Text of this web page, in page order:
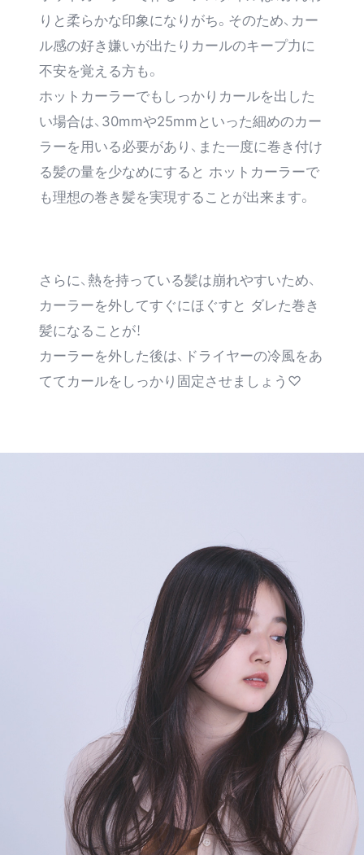
りと柔らかな印象になりがち。そのため、カー
ル感の好き嫌いが出たりカールのキープ力に
不安を覚える方も。
ホットカーラーでもしっかりカールを出した
い場合は、30mmや25mmといった細めのカー
ラーを用いる必要があり、また一度に巻き付け
る髪の量を少なめにすると ホットカーラーで
も理想の巻き髪を実現することが出来ます。
さらに、熱を持っている髪は崩れやすいため、
カーラーを外してすぐにほぐすと ダレた巻き
髪になることが！
カーラーを外した後は、ドライヤーの冷風をあ
ててカールをしっかり固定させましょう♡